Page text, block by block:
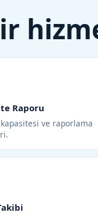
Raporu
ve raporlama